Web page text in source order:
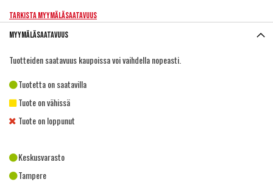
Tarkista myymäläsaatavuus
Myymäläsaatavuus
Tuotteiden saatavuus kaupoissa voi vaihdella nopeasti.
Tuotetta on saatavilla
Tuote on vähissä
Tuote on loppunut
Keskusvarasto
Tampere